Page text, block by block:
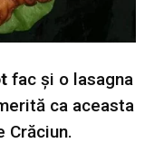
fac și o lasagna
ca aceasta
Crăciun.